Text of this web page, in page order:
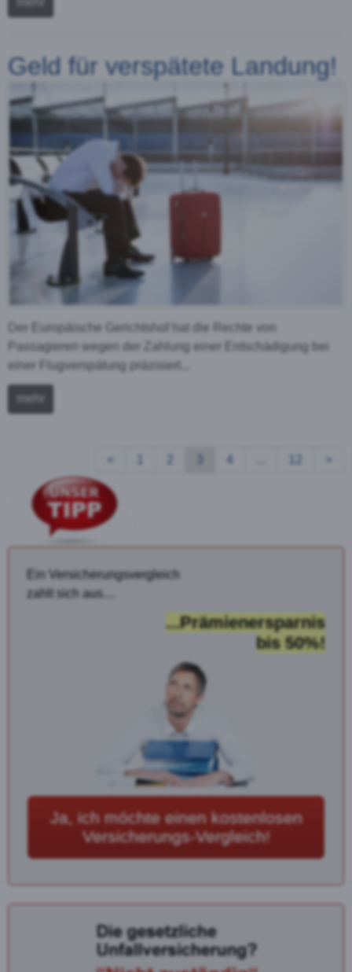
Geld für verspätete Landung!
Der Europäische Gerichtshof hat die Rechte von
Passagieren wegen der Zahlung einer Entschädigung bei
einer Flugverspätung präzisiert...
mehr
< 4 >
Ein Versicherungsvergleich
zahlt sich aus....
...Prämienersparnis
bis 50%!
Ja, ich möchte einen kostenlosen
Versicherungs-Vergleich!